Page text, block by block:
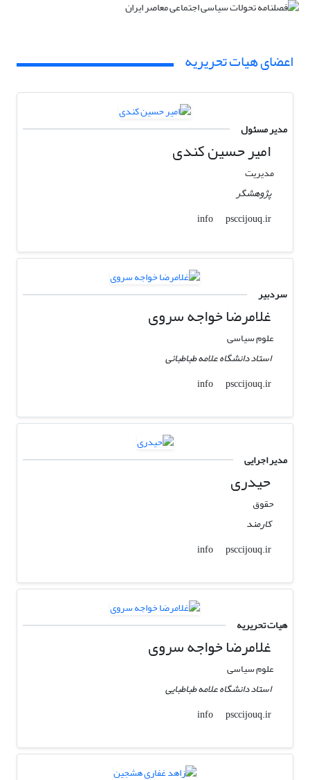
اعضای هیات تحریریه
مدیر مسئول
امیر حسین کندی
مدیریت
پژوهشگر
info
psccijouq.ir
سردبیر
غلامرضا خواجه سروی
علوم سیاسی
استاد دانشگاه علامه طباطبائی
info
psccijouq.ir
مدیر اجرایی
حیدری
حقوق
کارمند
info
psccijouq.ir
هیات تحریریه
غلامرضا خواجه سروی
علوم سیاسی
استاد دانشگاه علامه طباطبایی
info
psccijouq.ir